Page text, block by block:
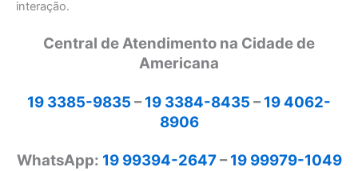
interação.
Central de Atendimento na Cidade de
Americana
19 3385-9835 –19 3384-8435 –19 4062-
8906
WhatsApp: 19 99394-2647–19 99979-1049